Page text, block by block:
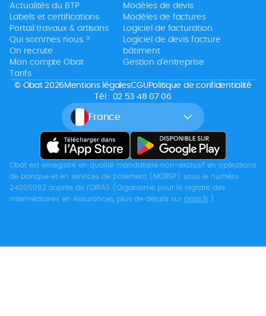
Actualités du BTP
Labels et certifications
Portail travaux & artisans
Qui sommes nous ?
On recrute
Mon compte Obat
Tarifs
Modèles de devis
Modèles de factures
Logiciel de facturation
Logiciel de devis facture
bâtiment
Gestion d’entreprise
France
© Obat 2026 Mentions légalesCGUPolitique de confidentialité
Tél : 02 53 48 07 06
Obat est enregistré en qualité mandataire non-exclusif en opérations
de banque et en services de paiement (MOBSP) sous le numéro
24005062 auprès de l’ORIAS (Organisme pour le registre des
intermédiaires en Assurances, plus de détails sur orias.fr ).